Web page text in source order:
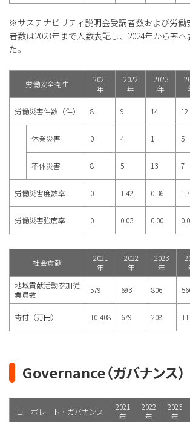
※サステナビリティ説明会受講者数および労働
者数は2023年まで人数表記し、2024年から率
た。
労働安全衛生
2021
年
2022
年
2023
年
労働災害件数（件） 8 9 14 12
休業災害 0 4 1 5
不休災害 8 5 13 7
労働災害度数率 0 1.42 0.36
労働災害強度率 0 0.03 0.00
社会貢献
2021
年
2022
年
2023
年
地域貢献活動参加従
業員数
579 693 806
寄付（万円） 10,408 679 208
Governance（ガバナンス）
コーポレート・ガバナンス
2021
年
2022
年
2023
年